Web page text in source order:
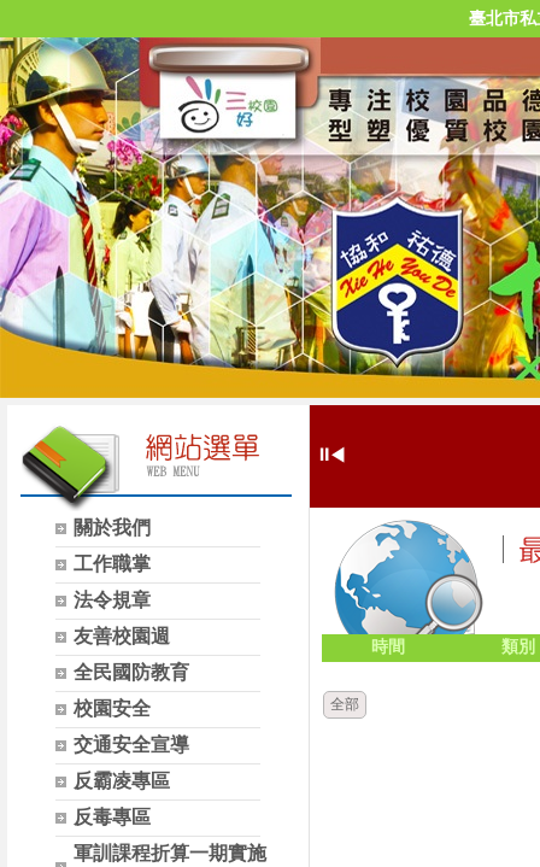
臺北市
關於我們
工作職掌
法令規章
友善校園週
全民國防教育
校園安全
交通安全宣導
反霸凌專區
反毒專區
軍訓課程折算一期實施
⏸◀
時間 類別
全部